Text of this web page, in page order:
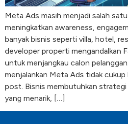
Meta Ads masih menjadi salah
meningkatkan awareness,
banyak bisnis seperti villa, hotel,
developer properti mengandalkan
untuk menjangkau calon
menjalankan Meta Ads tidak
post. Bisnis membutuhkan
yang menarik, […]